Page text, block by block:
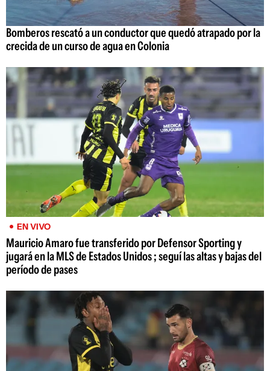
Bomberos rescató a un conductor que quedó atrapado por la
crecida de un curso de agua en Colonia
EN VIVO
Mauricio Amaro fue transferido por Defensor Sporting y
jugará en la MLS de Estados Unidos ; seguí las altas y bajas del
período de pases